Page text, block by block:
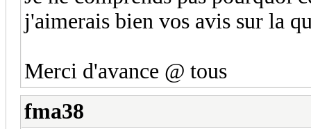
j'aimerais bien vos avis sur la
Merci d'avance @ tous
fma38